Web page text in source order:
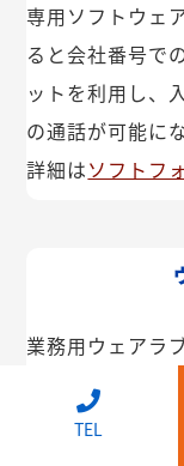
専用ソフトウェ
ると会社番号で
ットを利用し、
の通話が可能に
詳細はソフトフ
業務用ウェアラ
線が利用できま
可能。IP68で
TEL